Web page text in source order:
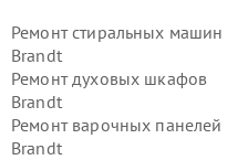
Ремонт стиральных машин
Brandt
Ремонт духовых шкафов
Brandt
Ремонт варочных панелей
Brandt